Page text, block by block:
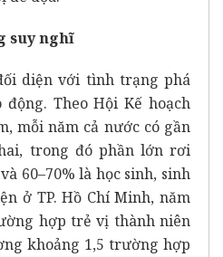
suy nghĩ
diện với tình trạng phá
Theo Hội Kế hoạch
mỗi năm cả nước có gần
trong đó phần lớn rơi
60–70% là học sinh, sinh
ở TP. Hồ Chí Minh, năm
hợp trẻ vị thành niên
khoảng 1,5 trường hợp